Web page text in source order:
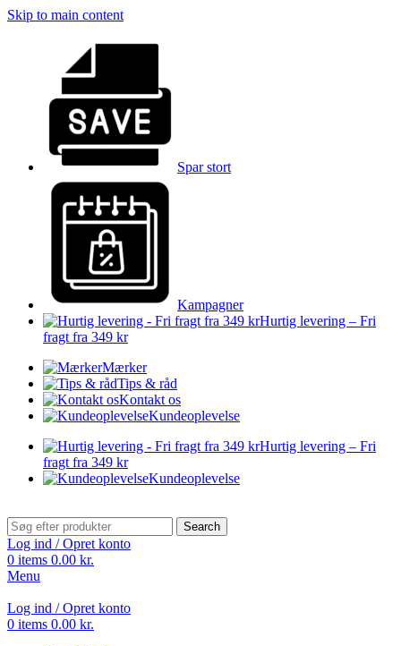
Skip to main content
Spar stort
Kampagner
Hurtig levering – Fri
fragt fra 349 kr
Mærker
Tips & råd
Kontakt os
Kundeoplevelse
Hurtig levering – Fri
fragt fra 349 kr
Kundeoplevelse
Search
Log ind / Opret konto
0 items 0.00 kr.
Menu
Log ind / Opret konto
0 items 0.00 kr.